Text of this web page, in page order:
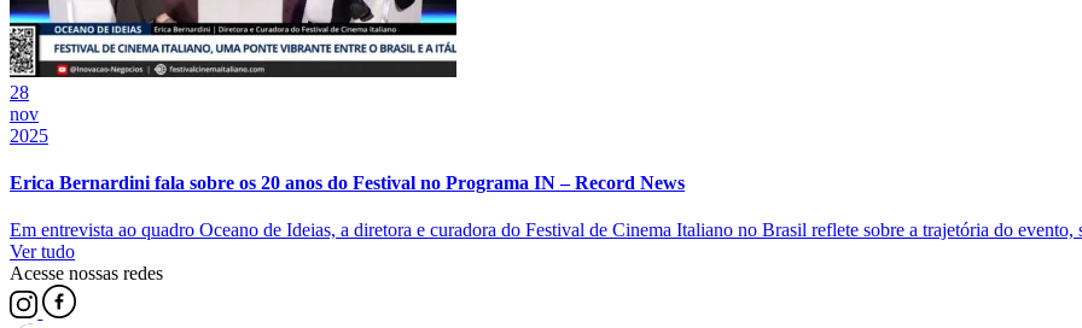
28
nov
2025
Erica Bernardini fala sobre os 20 anos do Festival no Programa IN – Record News
Em entrevista ao quadro Oceano de Ideias, a diretora e curadora do Festival de Cinema Italiano no Brasil reflete sobre a trajetória do evento,
Ver tudo
Acesse nossas redes